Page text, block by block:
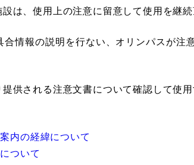
は、使用上の注意に留意して使用を継
情報の説明を行ない、オリンパスが注
供される注意文書について確認して使用
内の経緯について
ついて